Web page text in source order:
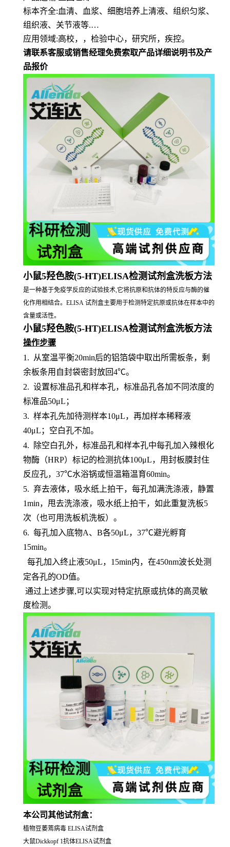
标本齐全:血清、血浆、细胞培养上清液、组织匀浆、
组织液、关节液等.…
应用领域:高校，，检验中心，研究所，疾控。
请联系客服或销售经理免费索取产品详细说明书及产
品报价
小鼠5羟色胺(5-HT)ELISA检测试剂盒洗板方法
是一种基于免疫学反应的试验技术,它将抗原和抗体的特反应与酶的催
化作用相结合。ELISA 试剂盒主要用于检测特定抗原或抗体在样本中的
含量或活性。
小鼠5羟色胺(5-HT)ELISA检测试剂盒洗板方法
操作步骤
1.
从室温平衡20min后的铝箔袋中取出所需板条，剩
余板条用自封袋密封放回4℃。
2. 设置标准品孔和样本孔，标准品孔各加不同浓度的
标准品50μL；
3. 样本孔先加待测样本10μL，再加样本稀释液
40μL；空白孔不加。
4.
除空白孔外，标准品孔和样本孔中每孔加入辣根化
物酶（HRP）标记的检测抗体100μL，用封板膜封住
反应孔，37℃水浴锅或恒温箱温育60min。
5. 弃去液体，吸水纸上拍干，每孔加满洗涤液，静置
1min，甩去洗涤液，吸水纸上拍干，如此重复洗板5
次（也可用洗板机洗板）。
6. 每孔加入底物A、B各50μL，37℃避光孵育
15min。
每孔加入终止液50μL，15min内，在450nm波长处测
定各孔的OD值。
通过上述步骤,可以实现对特定抗原或抗体的高灵敏
度检测。
本公司其他试剂盒：
植物豆萎蔫病毒 ELISA试剂盒
大鼠Dickkopf 1抗体ELISA试剂盒